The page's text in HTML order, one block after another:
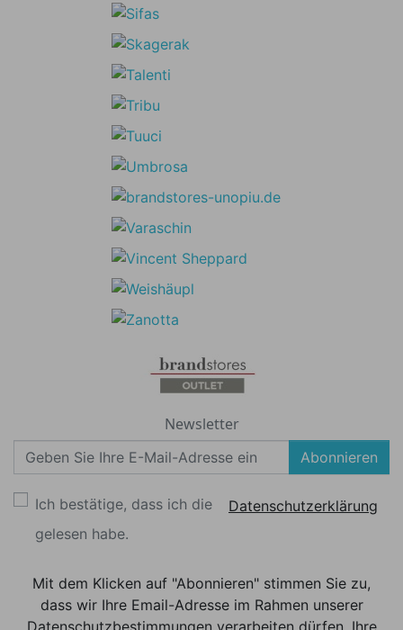
Newsletter
Abonnieren
Ich bestätige, dass ich die
Datenschutzerklärung
gelesen habe.
Mit dem Klicken auf "Abonnieren" stimmen Sie zu,
dass wir Ihre Email-Adresse im Rahmen unserer
Datenschutzbestimmungen verarbeiten dürfen. Ihre